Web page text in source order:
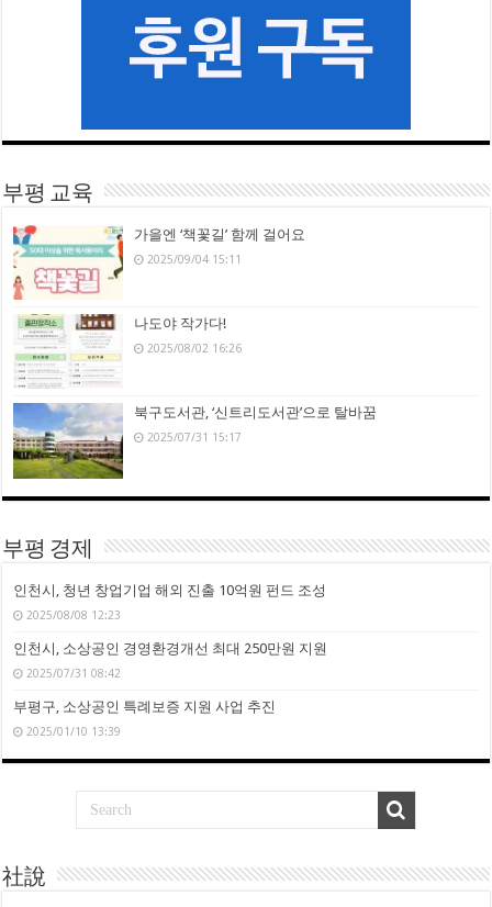
부평 교육
가을엔 ‘책꽃길’ 함께 걸어요
2025/09/04 15:11
나도야 작가다!
2025/08/02 16:26
북구도서관, ‘신트리도서관’으로 탈바꿈
2025/07/31 15:17
부평 경제
인천시, 청년 창업기업 해외 진출 10억원 펀드 조성
2025/08/08 12:23
인천시, 소상공인 경영환경개선 최대 250만원 지원
2025/07/31 08:42
부평구, 소상공인 특례보증 지원 사업 추진
2025/01/10 13:39
社說